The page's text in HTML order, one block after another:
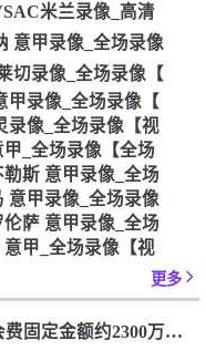
米兰录像_高清
意甲录像_全场录像
切录像_全场录像【
甲录像_全场录像【
录像_全场录像【视
甲_全场录像【全场
勒斯 意甲录像_全场
意甲录像_全场录像
伦萨 意甲录像_全场
意甲_全场录像【视
更多
[你怎么看？]记者：阿尔马达转会费固定金额约2300万欧，外